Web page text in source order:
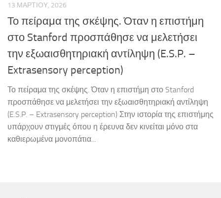
13 ΜΑΡΤΊΟΥ, 2026
Το πείραμα της σκέψης. Όταν η επιστήμη
στο Stanford προσπάθησε να μελετήσει
την εξωαισθητηριακή αντίληψη (E.S.P. –
Extrasensory perception)
Το πείραμα της σκέψης. Όταν η επιστήμη στο Stanford
προσπάθησε να μελετήσει την εξωαισθητηριακή αντίληψη
(E.S.P. – Extrasensory perception) Στην ιστορία της επιστήμης
υπάρχουν στιγμές όπου η έρευνα δεν κινείται μόνο στα
καθιερωμένα μονοπάτια...